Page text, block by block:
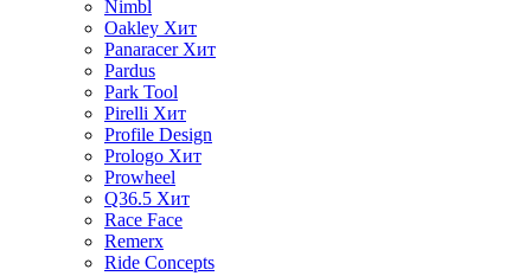
Nimbl
Oakley Хит
Panaracer Хит
Pardus
Park Tool
Pirelli Хит
Profile Design
Prologo Хит
Prowheel
Q36.5 Хит
Race Face
Remerx
Ride Concepts